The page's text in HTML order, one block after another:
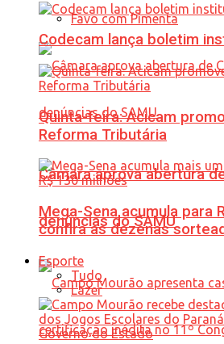
Favo com Pimenta
Câmara aprova abertura
denúncias do SAMU
Codecam lança boletim
Quinta-feira: Acicam
Reforma Tributária
Mega-Sena acumula para
confira as dezenas
Esporte
Tudo
Lazer